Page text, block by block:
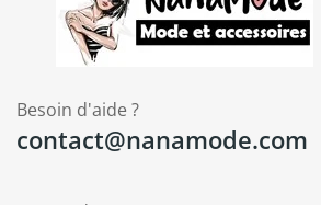
Besoin d'aide ?
contact@nanamode.com